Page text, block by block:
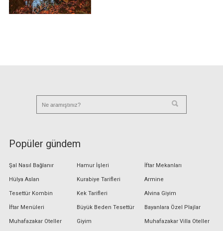
Popüler gündem
Şal Nasıl Bağlanır
Hülya Aslan
Tesettür Kombin
İftar Menüleri
Muhafazakar Oteller
Hamur İşleri
Kurabiye Tarifleri
Kek Tarifleri
Büyük Beden Tesettür
Giyim
İftar Mekanları
Armine
Alvina Giyim
Bayanlara Özel Plajlar
Muhafazakar Villa Oteller